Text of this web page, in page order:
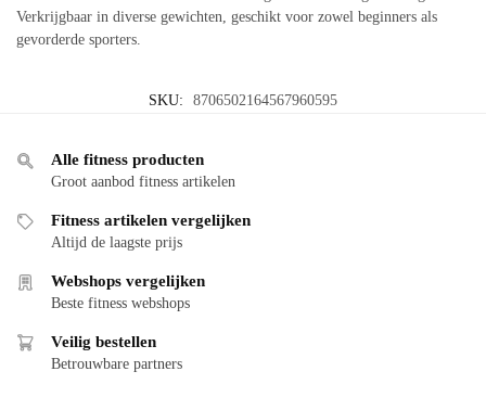
Verkrijgbaar in diverse gewichten, geschikt voor zowel beginners als
gevorderde sporters.
SKU: 8706502164567960595
Alle fitness producten
Groot aanbod fitness artikelen
Fitness artikelen vergelijken
Altijd de laagste prijs
Webshops vergelijken
Beste fitness webshops
Veilig bestellen
Betrouwbare partners